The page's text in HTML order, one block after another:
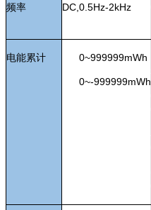
频率 DC,0.5Hz-2kHz
电能累计 0~999999mWh
0~-999999mWh